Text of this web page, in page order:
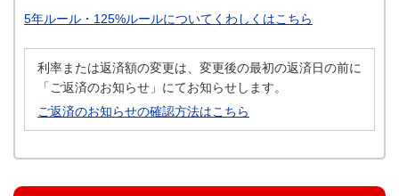
5年ルール・125%ルールについてくわしくはこちら
利率または返済額の変更は、変更後の最初の返済日の前に
「ご返済のお知らせ」にてお知らせします。
ご返済のお知らせの確認方法はこちら